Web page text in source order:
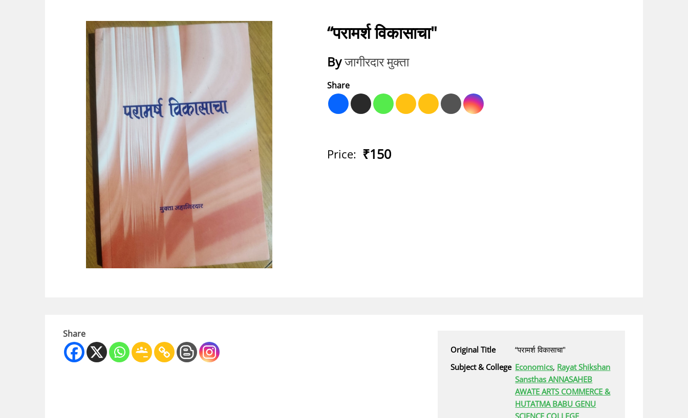
“परामर्श विकासाचा"
Byजागीरदार मुक्ता
Share
Price: ₹150
Share
Original Title
“परामर्श विकासाचा"
Subject & College Economics, Rayat Shikshan
Sansthas ANNASAHEB
AWATE ARTS COMMERCE &
HUTATMA BABU GENU
SCIENCE COLLEGE